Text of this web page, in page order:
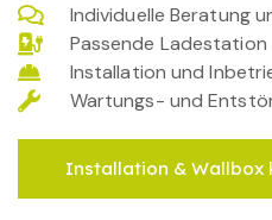
Individuelle Beratung
Passende Ladestation
Installation und
Wartungs- und
Installation & Wallbox